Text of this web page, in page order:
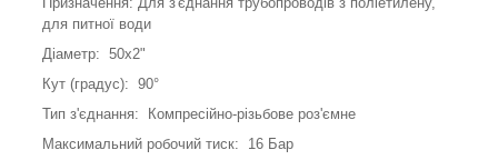
для питної води
Діаметр: 50х2"
Кут (градус): 90°
Тип з'єднання: Компресійно-різьбове роз'ємне
Максимальний робочий тиск: 16 Бар